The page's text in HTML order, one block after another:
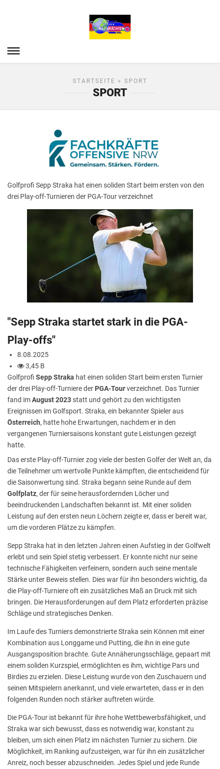
STARTSEITE » SPORT
SPORT
Golfprofi Sepp Straka hat einen soliden Start beim ersten von den
drei Play-off-Turnieren der PGA-Tour verzeichnet
"Sepp Straka startet stark in die PGA-
Play-offs"
8.08.2025
3,45 B
Golfprofi Sepp Straka hat einen soliden Start beim ersten Turnier
der drei Play-off-Turniere der PGA-Tourverzeichnet. Das Turnier
fand imAugust 2023statt und gehört zu den wichtigsten
Ereignissen im Golfsport. Straka, ein bekannter Spieler aus
Österreich, hatte hohe Erwartungen, nachdem er in den
vergangenen Turniersaisons konstant gute Leistungen gezeigt
hatte.
Das erste Play-off-Turnier zog viele der besten Golfer der Welt an, da
die Teilnehmer um wertvolle Punkte kämpften, die entscheidend für
die Saisonwertung sind. Straka begann seine Runde auf dem
Golfplatz, der für seine herausfordernden Löcher und
beeindruckenden Landschaften bekannt ist. Mit einer soliden
Leistung auf den ersten neun Löchern zeigte er, dass er bereit war,
um die vorderen Plätze zu kämpfen.
Sepp Straka hat in den letzten Jahren einen Aufstieg in der Golfwelt
erlebt und sein Spiel stetig verbessert. Er konnte nicht nur seine
technische Fähigkeiten verfeinern, sondern auch seine mentale
Stärke unter Beweis stellen. Dies war für ihn besonders wichtig, da
die Play-off-Turniere oft ein zusätzliches Maß an Druck mit sich
bringen. Die Herausforderungen auf dem Platz erforderten präzise
Schläge und strategisches Denken.
Im Laufe des Turniers demonstrierte Straka sein Können mit einer
Kombination aus Longgame und Putting, die ihn in eine gute
Ausgangsposition brachte. Gute Annäherungsschläge, gepaart mit
einem soliden Kurzspiel, ermöglichten es ihm, wichtige Pars und
Birdies zu erzielen. Diese Leistung wurde von den Zuschauern und
seinen Mitspielern anerkannt, und viele erwarteten, dass er in den
folgenden Runden noch stärker auftreten würde.
Die PGA-Tour ist bekannt für ihre hohe Wettbewerbsfähigkeit, und
Straka war sich bewusst, dass es notwendig war, konstant zu
bleiben, um sich einen Platz im nächsten Turnier zu sichern. Die
Möglichkeit, im Ranking aufzusteigen, war für ihn ein zusätzlicher
Anreiz, noch besser abzuschneiden. Jedes Spiel und jede Runde